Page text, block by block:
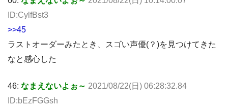
ID:CylfBst3
>>45
ラストオーダーみたとき、スゴい声優(？)を見つけてきた
なと感心した
46: なまえないよぉ～ 2021/08/22(日) 06:28:32.84
ID:bEzFGGsh